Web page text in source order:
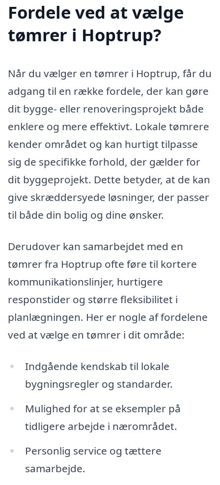
Fordele ved at vælge
tømrer i Hoptrup?
Når du vælger en tømrer i Hoptrup, får du
adgang til en række fordele, der kan gøre
dit bygge- eller renoveringsprojekt både
enklere og mere effektivt. Lokale tømrere
kender området og kan hurtigt tilpasse
sig de specifikke forhold, der gælder for
dit byggeprojekt. Dette betyder, at de kan
give skræddersyede løsninger, der passer
til både din bolig og dine ønsker.
Derudover kan samarbejdet med en
tømrer fra Hoptrup ofte føre til kortere
kommunikationslinjer, hurtigere
responstider og større fleksibilitet i
planlægningen. Her er nogle af fordelene
ved at vælge en tømrer i dit område:
Indgående kendskab til lokale
bygningsregler og standarder.
Mulighed for at se eksempler på
tidligere arbejde i nærområdet.
Personlig service og tættere
samarbejde.